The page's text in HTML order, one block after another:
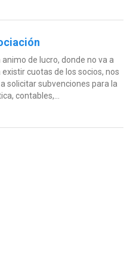
de lucro, donde no va a
cuotas de los socios, nos
solicitar subvenciones para la
contables,...